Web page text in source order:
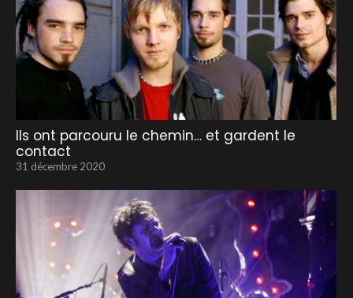
Ils ont parcouru le chemin… et gardent le
contact
31 décembre 2020